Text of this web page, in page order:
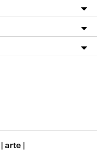
| arte |